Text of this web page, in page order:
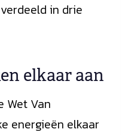
in drie
elkaar aan
Wet Van
energieën elkaar